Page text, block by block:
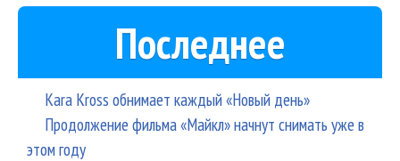
Последнее
Kara Kross обнимает каждый «Новый день»
Продолжение фильма «Майкл» начнут снимать уже в
этом году